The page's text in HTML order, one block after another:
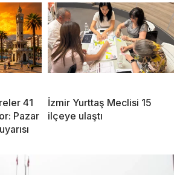
41
Pazar
İzmir Yurttaş Meclisi 15
ilçeye ulaştı